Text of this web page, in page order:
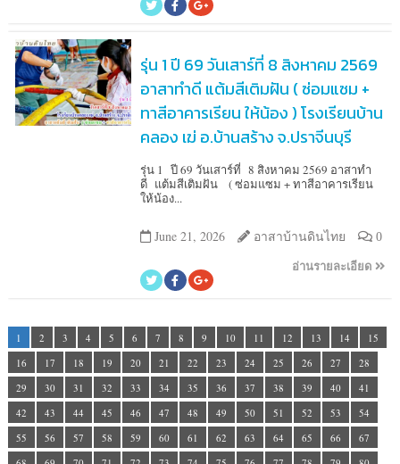
รุ่น 1 ปี 69 วันเสาร์ที่ 8 สิงหาคม 2569
อาสาทำดี แต้มสีเติมฝัน ( ซ่อมแซม +
ทาสีอาคารเรียน ให้น้อง ) โรงเรียนบ้าน
คลอง เฆ่ อ.บ้านสร้าง จ.ปราจีนบุรี
รุ่น 1 ปี 69 วันเสาร์ที่ 8 สิงหาคม 2569 อาสาทำ
ดี แต้มสีเติมฝัน ( ซ่อมแซม + ทาสีอาคารเรียน
ให้น้อง...
June 21, 2026 อาสาบ้านดินไทย 0
อ่านรายละเอียด
1 2 3 4 5 6 7 8 9 10 11 12 13 14
15
16
17 18 19 20 21 22 23 24 25 26 27
28
29
30 31 32 33 34 35 36 37 38 39 40
41
42
43 44 45 46 47 48 49 50 51 52 53
54
55
56 57 58 59 60 61 62 63 64 65 66
67